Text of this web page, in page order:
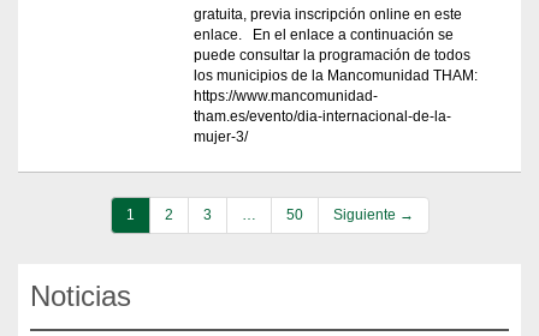
gratuita, previa inscripción online en este
enlace. En el enlace a continuación se
puede consultar la programación de todos
los municipios de la Mancomunidad THAM:
https://www.mancomunidad-
tham.es/evento/dia-internacional-de-la-
mujer-3/
1 2 3 50 Siguiente →
Noticias